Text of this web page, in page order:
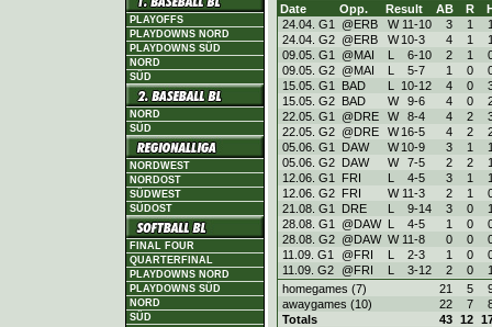
PLAYOFFS
PLAYDOWNS NORD
PLAYDOWNS SÜD
NORD
SÜD
NORD
SÜD
NORDWEST
NORDOST
SÜDWEST
SÜDOST
FINAL FOUR
QUARTERFINAL
PLAYDOWNS NORD
PLAYDOWNS SÜD
NORD
SÜD
Date Opp. Result AB R
24.04. G1
@ERB W 11-10 3 1
24.04. G2 @ERB W 10-3 4 1
09.05. G1
@MAI L 6-10 2 1
09.05. G2 @MAI L 5-7 1 0
15.05. G1
BAD L 10-12 4 0
15.05. G2 BAD W 9-6 4 0
22.05. G1
@DRE W 8-4 4 2
22.05. G2 @DRE W 16-5 4 2
05.06. G1
DAW W 10-9 3 1
05.06. G2 DAW W 7-5 2 2
12.06. G1
FRI L 4-5 3 1
12.06. G2 FRI W 11-3 2 1
21.08. G1
DRE L 9-14 3 0
28.08. G1
@DAW L 4-5 1 0
28.08. G2 @DAW W 11-8 0 0
11.09. G1
@FRI L 2-3 1 0
11.09. G2 @FRI L 3-12 2 0
homegames (7)
21 5
awaygames (10)
22 7
Totals
43 12